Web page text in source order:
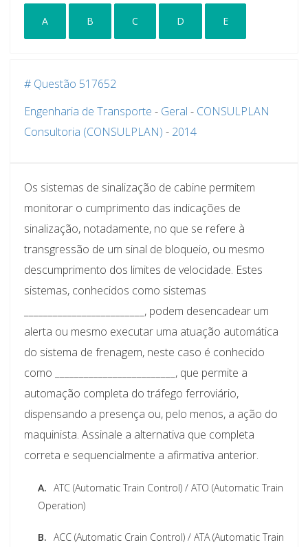
A B C D E
# Questão 517652
Engenharia de Transporte - Geral - CONSULPLAN
Consultoria (CONSULPLAN) - 2014
Os sistemas de sinalização de cabine permitem
monitorar o cumprimento das indicações de
sinalização, notadamente, no que se refere à
transgressão de um sinal de bloqueio, ou mesmo
descumprimento dos limites de velocidade. Estes
sistemas, conhecidos como sistemas
_________________________, podem desencadear um
alerta ou mesmo executar uma atuação automática
do sistema de frenagem, neste caso é conhecido
como _________________________, que permite a
automação completa do tráfego ferroviário,
dispensando a presença ou, pelo menos, a ação do
maquinista. Assinale a alternativa que completa
correta e sequencialmente a afirmativa anterior.
A. ATC (Automatic Train Control) / ATO (Automatic Train
Operation)
B. ACC (Automatic Crain Control) / ATA (Automatic Train